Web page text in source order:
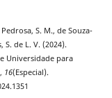
S. M., de Souza-
S. de L. V. (2024).
Universidade para
, 16(Especial).